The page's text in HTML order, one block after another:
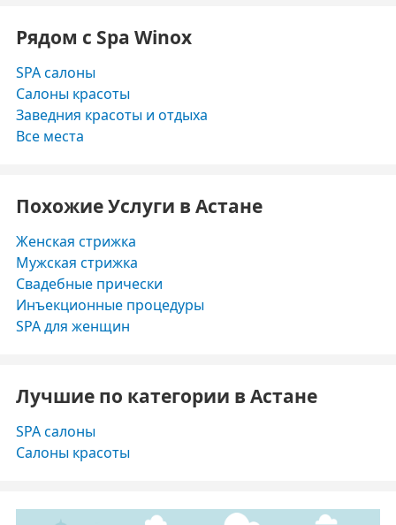
Рядом с Spa Winox
SPA салоны
Салоны красоты
Заведния красоты и отдыха
Все места
Похожие Услуги в Астане
Женская стрижка
Мужская стрижка
Свадебные прически
Инъекционные процедуры
SPA для женщин
Лучшие по категории в Астане
SPA салоны
Салоны красоты